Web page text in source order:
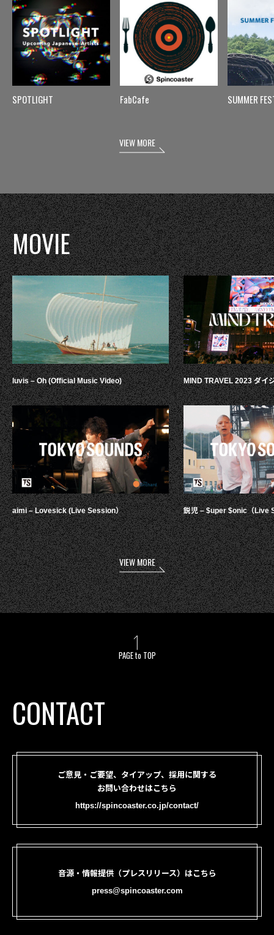
SPOTLIGHT FabCafe SUMMER
VIEW MORE
MOVIE
luvis – Oh (Official Music Video)
aimi – Lovesick (Live Session）
MIND TRAVEL 2023 ダイ
鋭児 – $uper $onic（Live
VIEW MORE
PAGE to TOP
CONTACT
ご意見・ご要望、タイアップ、採用に関する
お問い合わせはこちら
https://spincoaster.co.jp/contact/
音源・情報提供（プレスリリース）はこちら
press@spincoaster.com